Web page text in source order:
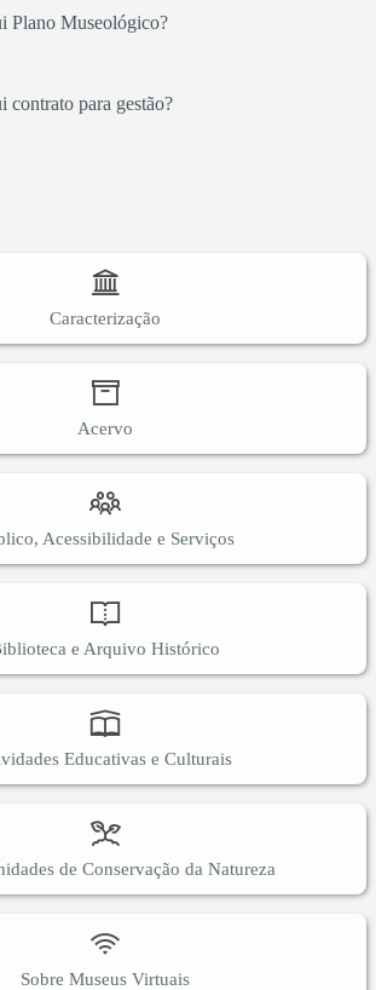
Plano Museológico?
contrato para gestão?
Caracterização
Acervo
Acessibilidade e Serviços
e Arquivo Histórico
Educativas e Culturais
de Conservação da Natureza
Sobre Museus Virtuais